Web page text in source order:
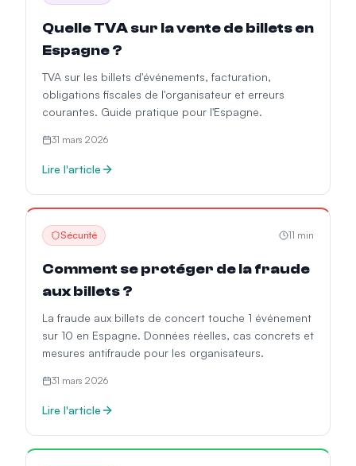
Quelle TVA sur la vente de billets en
Espagne ?
TVA sur les billets d'événements, facturation,
obligations fiscales de l'organisateur et erreurs
courantes. Guide pratique pour l'Espagne.
31 mars 2026
Lire l'article
Sécurité 11 min
Comment se protéger de la fraude
aux billets ?
La fraude aux billets de concert touche 1 événement
sur 10 en Espagne. Données réelles, cas concrets et
mesures antifraude pour les organisateurs.
31 mars 2026
Lire l'article